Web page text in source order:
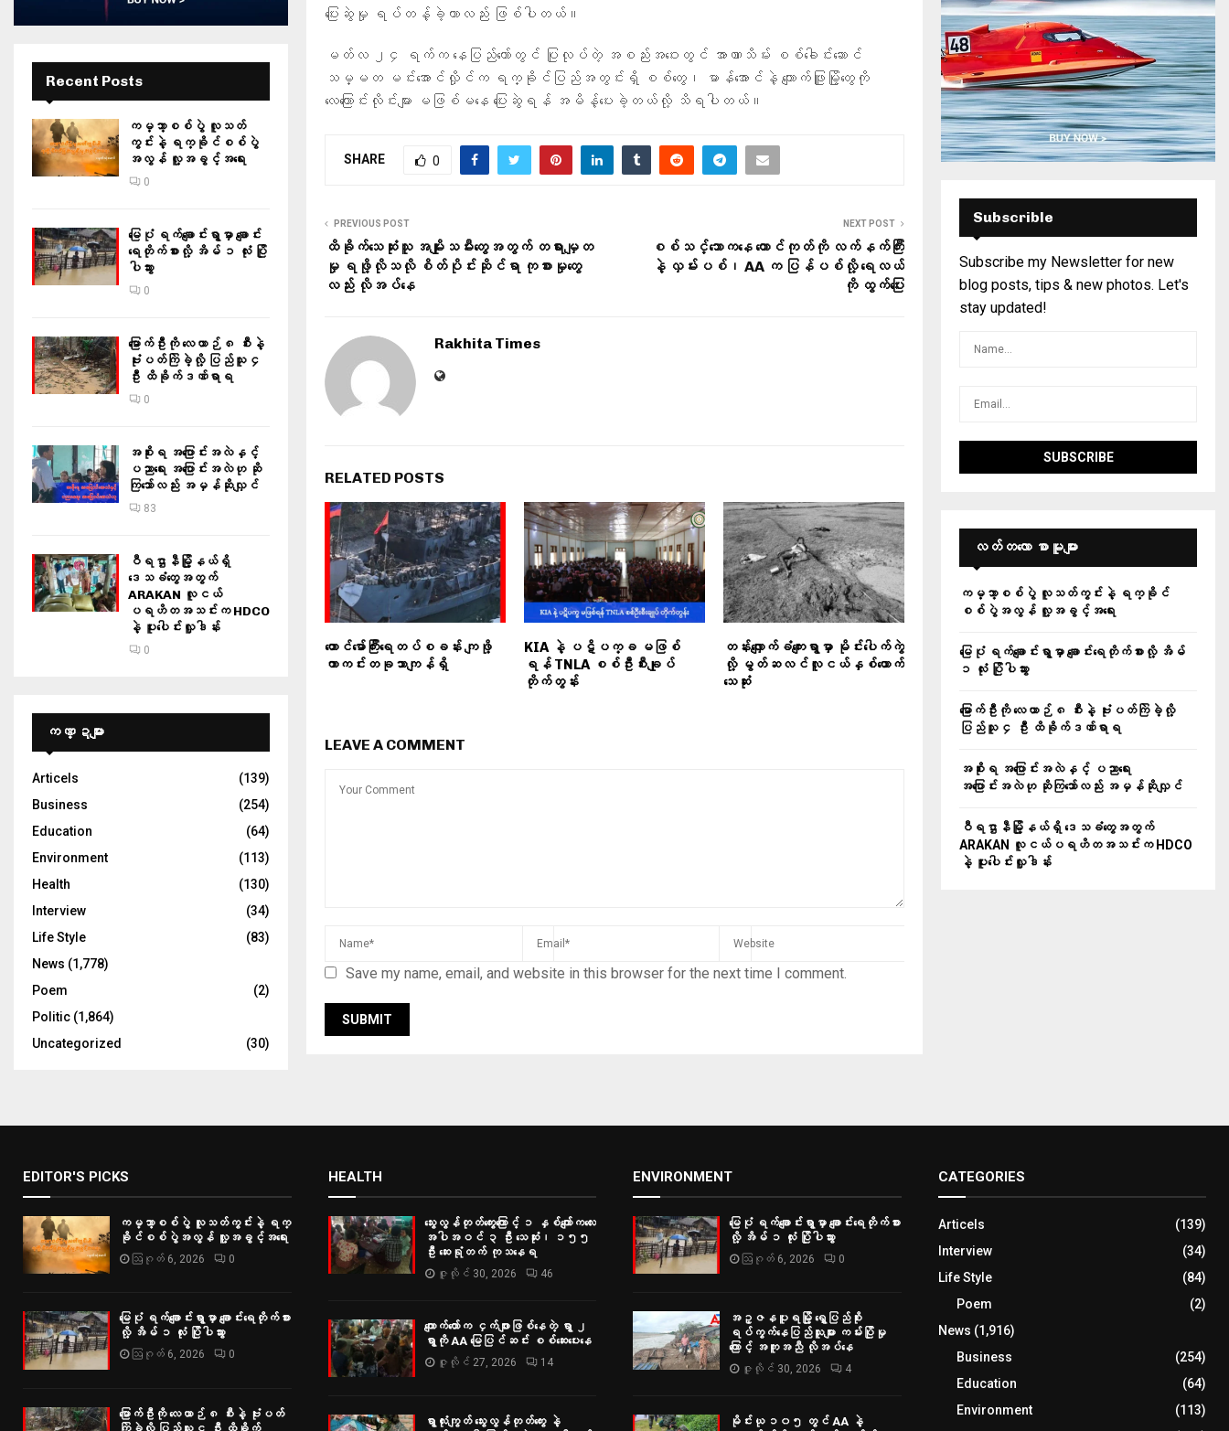
ပြေးဆွဲမှု ရပ်တန့်ခဲ့တာလည်း ဖြစ်ပါတယ်။
မတ်လ ၂၄ ရက်က နေပြည်တော်တွင် ပြုလုပ်တဲ့ အစည်းအဝေးတွင် အာဏာသိမ်း စစ်ခေါင်းဆောင်
သမ္မတ မင်းအောင်လှိုင်က ရက္ခိုင်ပြည်အတွင်းရှိ စစ်တွေ၊ မာန်အောင်နဲ့ ကျောက်ဖြူမြို့တွေကို
လေကြောင်းလိုင်းများ မဖြစ်မနေ ပြေးဆွဲရန် အမိန့်ပေးခဲ့တယ်လို့ သိရပါတယ်။
SHARE 0
PREVIOUS POST
ထိခိုက်သေဆုံးသူ အမျိုးသမီးတွေအတွက် တရားမျှတ
မှု ရဖို့လိုသလို စိတ်ပိုင်းဆိုင်ရာ ကုစားမှုတွေ
လည်း လိုအပ်နေ
NEXT POST
စစ်သင်္ဘောကနေ တောင်ကုတ်ကို လက်နက်ကြီး
နဲ့ လှမ်းပစ်၊ AA က ပြန်ပစ်လို့ ရေလယ်
ကို ထွက်ပြေး
Rakhita Times
RELATED POSTS
တောင်မော်ကြီးရေတပ်စခန်း ကျဖို့
ကာကင်းတခုသာကျန်ရှိ
KIA နဲ့ ပဋိပက္ခ မဖြစ်
ရန် TNLA စစ်ဦးစီးချုပ်
တိုက်တွန်း
တန်းလျှောက်ခံကျေးရွာမှာ မိုင်းပေါက်ကွဲ
လို့ မွတ်ဆလင်လူငယ်နှစ်ယောက်
သေဆုံး
LEAVE A COMMENT
Save my name, email, and website in this browser for the next time I comment.
Recent Posts
ကမ္ဘာ့စစ်ပွဲ လူသတ်
ကွင်းနဲ့ ရက္ခိုင်စစ်ပွဲ
အလွန် လူ့အခွင့်အရေး
0
မြေပုံ ရက်ချောင်းရွာမှာ ချောင်း
ရေတိုက်စားလို့ အိမ် ၁ လုံး ပြို
ပါသွား
0
မြောက်ဦးကို လေယာဉ် ၈ စီးနဲ့
ဗုံးပတ်ကြဲခဲ့လို့ ပြည်သူ ၄
ဦး ထိခိုက်ဒဏ်ရာရ
0
အစိုးရ အပြောင်းအလဲနှင့်
ပညာရေး အပြောင်းအလဲဟု ဆို
ကြသော်လည်း အမှန်ဆိုလျှင်
83
ဝီရဌာနီမြို့နယ်ရှိ‌
ဒေသခံတွေအတွက်
ARAKAN လူငယ်
ပရဟိတအသင်းက HDCO
နဲ့ ပူးပေါင်းလှူဒါန်း
0
ကဏ္ဍများ
Articels
(139)
Business
(254)
Education
(64)
Environment
(113)
Health
(130)
Interview
(34)
Life Style
(83)
News (1,778)
Poem
(2)
Politic (1,864)
Uncategorized
(30)
Subscrible
Subscribe my Newsletter for new
blog posts, tips & new photos. Let's
stay updated!
လတ်တ‌လော စာမူများ
ကမ္ဘာ့စစ်ပွဲ လူသတ်ကွင်းနဲ့ ရက္ခိုင်
စစ်ပွဲအလွန် လူ့အခွင့်အရေး
မြေပုံ ရက်ချောင်းရွာမှာ ချောင်းရေတိုက်စားလို့ အိမ်
၁ လုံး ပြိုပါသွား
မြောက်ဦးကို လေယာဉ် ၈ စီးနဲ့ ဗုံးပတ်ကြဲခဲ့လို့
ပြည်သူ ၄ ဦး ထိခိုက်ဒဏ်ရာရ
အစိုးရ အပြောင်းအလဲနှင့် ပညာရေး
အပြောင်းအလဲဟု ဆိုကြသော်လည်း အမှန်ဆိုလျှင်
ဝီရဌာနီမြို့နယ်ရှိ‌ ဒေသခံတွေအတွက်
ARAKAN လူငယ်ပရဟိတအသင်းက HDCO
နဲ့ ပူးပေါင်းလှူဒါန်း
EDITOR'S PICKS
ကမ္ဘာ့စစ်ပွဲ လူသတ်ကွင်းနဲ့ ရက္
ခိုင်စစ်ပွဲအလွန် လူ့အခွင့်အရေး
ဩဂုတ် 6, 2026 0
မြေပုံ ရက်ချောင်းရွာမှာ ချောင်းရေတိုက်စား
လို့ အိမ် ၁ လုံး ပြိုပါသွား
ဩဂုတ် 6, 2026 0
မြောက်ဦးကို လေယာဉ် ၈ စီးနဲ့ ဗုံးပတ်
HEALTH
သွေးလွန်တုတ်ကွေးကြောင့် ၁ နှစ်ကျော်ကလေး
အပါအဝင် ၃ ဦး သေဆုံး၊ ၁၅၅
ဦး ဆေးရုံတက် ကုသနေရ
ဇူလိုင် 30, 2026 46
ကျောက်တော်က ငှက်ဖျားဖြစ်နေတဲ့ ရွာ ၂
ရွာကို AA မြေပြင်ဆင်း စစ်‌ဆေးပေးနေ
ဇူလိုင် 27, 2026 14
ရွာလုံးကျွတ် သွေးလွန်တုတ်ကွေး နဲ့
ENVIRONMENT
မြေပုံ ရက်ချောင်းရွာမှာ ချောင်းရေတိုက်စား
လို့ အိမ် ၁ လုံး ပြိုပါသွား
ဩဂုတ် 6, 2026 0
အဥ္ဇနပူရမြို့ ရွှေပြည်စိုး
ရပ်ကွက်နေပြည်သူများ ကမ်းပြိုမှု
ကြောင့် အကူအညီ လိုအပ်နေ
ဇူလိုင် 30, 2026 4
မိုင်းယု ၁၀၅ တွင် AA နဲ့
CATEGORIES
Articels
(139)
Interview
(34)
Life Style
(84)
Poem
(2)
News (1,916)
Business
(254)
Education
(64)
Environment
(113)